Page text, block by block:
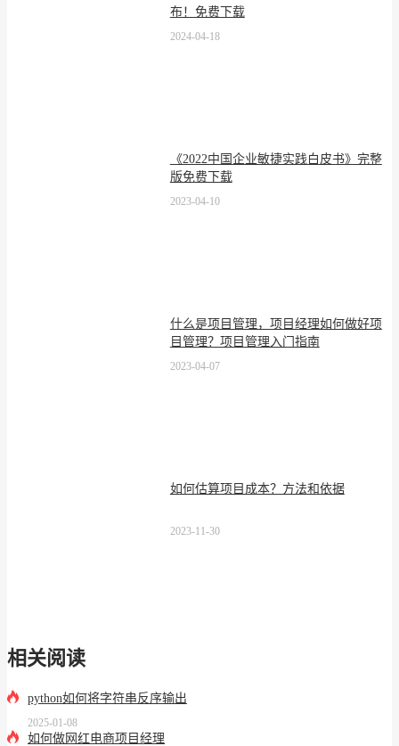
布！免费下载
2024-04-18
《2022中国企业敏捷实践白皮书》完整
版免费下载
2023-04-10
什么是项目管理，项目经理如何做好项
目管理？项目管理入门指南
2023-04-07
如何估算项目成本？方法和依据
2023-11-30
相关阅读
python如何将字符串反序输出
2025-01-08
如何做网红电商项目经理